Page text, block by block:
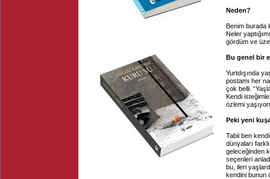
Neden?
Benim burada
Neler
gördüm ve
Bu genel bir
Yurtdışında
postamı her
çok belli.
Kendi
özlemi
Peki yeni
Tabii ben
dünyaları
geleceğinden
seçenleri
bu, ileri
kendini bunun